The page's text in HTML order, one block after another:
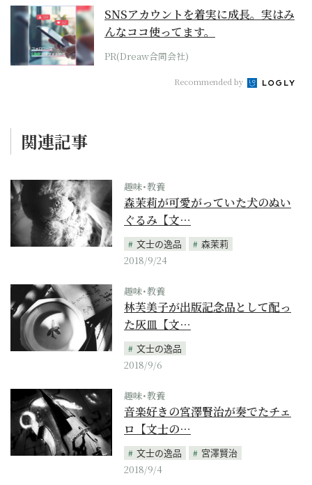
SNSアカウントを着実に成長。実はみ
んなココ使ってます。
PR(Dreaw合同会社)
Recommended by
関連記事
趣味･教養
森茉莉が可愛がっていた犬のぬい
ぐるみ【文…
文士の逸品
森茉莉
2018/9/24
趣味･教養
林芙美子が出版記念品として配っ
た灰皿【文…
文士の逸品
2018/9/6
趣味･教養
音楽好きの宮澤賢治が奏でたチェ
ロ【文士の…
文士の逸品
宮澤賢治
2018/9/4